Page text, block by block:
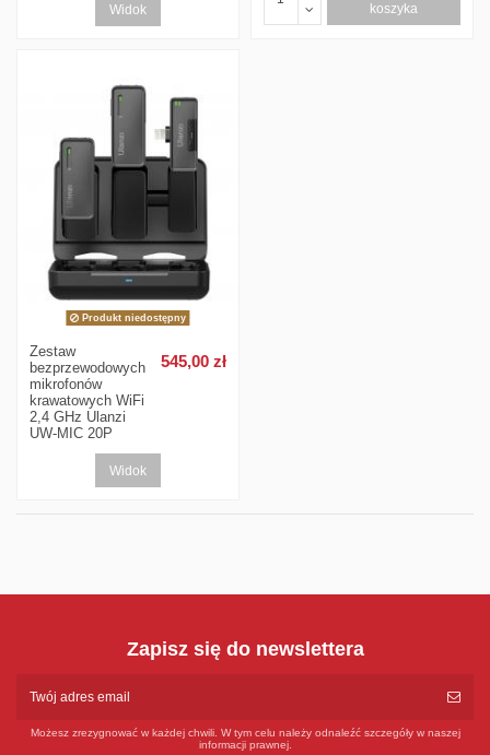
Widok
koszyka
Produkt niedostępny
Zestaw
bezprzewodowych
mikrofonów
krawatowych WiFi
2,4 GHz Ulanzi
UW-MIC 20P
545,00 zł
Widok
Zapisz się do newslettera
Możesz zrezygnować w każdej chwili. W tym celu należy odnaleźć szczegóły w naszej
informacji prawnej.